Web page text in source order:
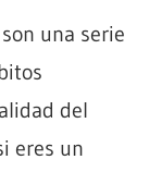
una serie
del
eres un